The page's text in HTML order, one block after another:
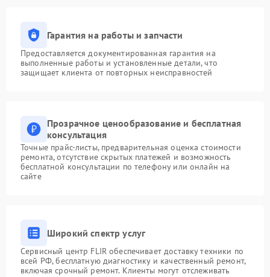
Гарантия на работы и запчасти
Предоставляется документированная гарантия на
выполненные работы и установленные детали, что
защищает клиента от повторных неисправностей
Прозрачное ценообразование и бесплатная
консультация
Точные прайс-листы, предварительная оценка стоимости
ремонта, отсутствие скрытых платежей и возможность
бесплатной консультации по телефону или онлайн на
сайте
Широкий спектр услуг
Сервисный центр FLIR обеспечивает доставку техники по
всей РФ, бесплатную диагностику и качественный ремонт,
включая срочный ремонт. Клиенты могут отслеживать